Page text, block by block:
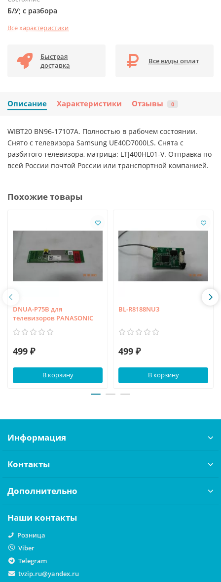
Б/У; с разбора
Все характеристики
Быстрая
доставка
Все виды оплат
Описание Характеристики Отзывы 0
WIBT20 BN96-17107A. Полностью в рабочем состоянии.
Снято с телевизора Samsung UE40D7000LS. Снята с
разбитого телевизора, матрица: LTJ400HL01-V. Отправка по
всей России почтой России или транспортной компанией.
Похожие товары
DNUA-P75B для
телевизоров PANASONIC
499 ₽
В корзину
BL-R8188NU3
499 ₽
В корзину
Информация
Контакты
Дополнительно
Наши контакты
Розница
Viber
Telegram
tvzip.ru@yandex.ru